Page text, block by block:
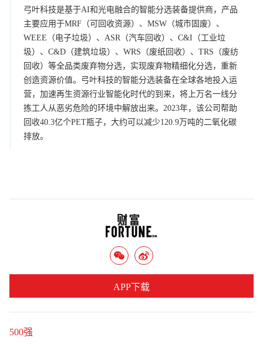
弓叶科技是基于AI和光电融合的智能分选装备提供商，产品
主要应用于MRF（可回收资源）、MSW（城市固废）、
WEEE（电子垃圾）、ASR（汽车回收）、C&I（工业垃
圾）、C&D（建筑垃圾）、WRS（废纸回收）、TRS（废纺
回收）等全品类废弃物分选，实现废弃物精细化分选，重新
创造资源价值。弓叶科技的智能分选装备在全球各地投入运
营，加速再生资源行业智能化时代的到来，将上万名一线分
拣工人从恶劣危险的环境中解放出来。2023年，该公司帮助
回收40.3亿个PET瓶子，大约可以减少120.9万吨的二氧化碳
排放。
500强
APP下载